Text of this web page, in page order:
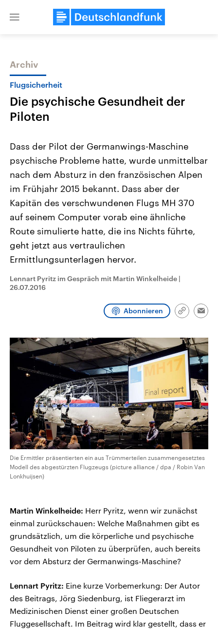
Close
Themen
Landtagswahl Sachsen-Anhalt
2026
Alle Informationen
Sachsen-Anhalt wählt am 6.
September 2026 einen neuen
Landtag. Seit 2021 wird das
Bundesland von einer Koalition aus
CDU, SPD und FDP regiert.-
Umfragen, Prognosen,
Wahlprogramme, aktuelle Berichte
und Hintergründe zu den Parteien
und Kandidaten der anstehenden
Wahl.
USA
Aktuelle Beiträge,
Hintergründe
Wirtschaftlich und
gehören die Vereinigten
den mächtigsten Ländern
mit großem Einfluss auf
Sendungen Programm Podcasts
Archiv
Flugsicherheit
Die psychische Gesundheit der
Piloten
Dass der Pilot der Germanwings-Maschine
psychische Probleme hatte, wurde unmittelbar
nach dem Absturz in den französischen Alpen
im Frühjahr 2015 bekannt. Dass aber der
Kapitän des verschwundenen Flugs MH 370
auf seinem Computer vorab eine ähnliche
Route simulierte hatte, die ins Nichts führte,
geht jetzt aus vertraulichen
Ermittlungsunterlagen hervor.
Lennart Pyritz im Gespräch mit Martin Winkelheide |
26.07.2016
Abonnieren
Link
Die Ermittler präsentierten ein aus Trümmerteilen zusammengesetztes
Modell des abgestürzten Flugzeugs (picture alliance / dpa / Robin Van
Lonkhuijsen)
Martin Winkelheide: Herr Pyritz, wenn wir zunächst
einmal zurückschauen: Welche Maßnahmen gibt es
grundsätzlich, um die körperliche und psychische
Gesundheit von Piloten zu überprüfen, auch bereits
vor dem Absturz der Germanwings-Maschine?
Lennart Pyritz: Eine kurze Vorbemerkung: Der Autor
des Beitrags, Jörg Siedenburg, ist Fliegerarzt im
Medizinischen Dienst einer großen Deutschen
Fluggesellschaft. Im Beitrag wird klar gestellt, dass er